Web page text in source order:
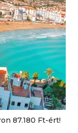
87.180 Ft-ért!